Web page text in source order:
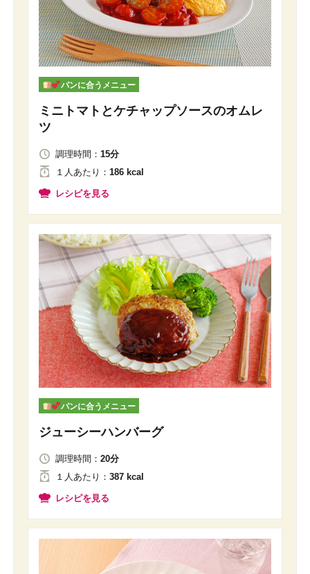
パンに合うメニュー
ミニトマトとケチャップソースのオムレ
ツ
調理時間： 15分
１人 あたり ： 186 kcal
レシピを見る
パンに合うメニュー
ジューシーハンバーグ
調理時間： 20分
１人あたり ： 387 kcal
レシピを見る